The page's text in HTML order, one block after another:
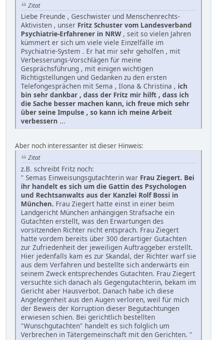
Zitat
Liebe Freunde , Geschwister und Menschenrechts-
Aktivisten , unser Fritz Schuster vom Landesverband
Psychiatrie-Erfahrener in NRW , seit so vielen Jahren
kümmert er sich um viele viele Einzelfälle im
Psychiatrie-System . Er hat mir sehr geholfen , mit
Verbesserungs-Vorschlägen für meine
Gesprächsführung , mit einigen wichtigen
Richtigstellungen und Gedanken zu den ersten
Telefongesprächen mit Sema , Ilona & Christina , ich
bin sehr dankbar , dass der Fritz mir hilft , dass ich
die Sache besser machen kann, ich freue mich sehr
über seine Impulse , so kann ich meine Arbeit
verbessern ...
Aber noch interessanter ist dieser Hinweis:
Zitat
z.B. schreibt Fritz noch:
" Semas Einweisungsgutachterin war Frau Ziegert. Bei
ihr handelt es sich um die Gattin des Psychologen
und Rechtsanwalts aus der Kanzlei Rolf Bossi in
München. Frau Ziegert hatte einst in einer beim
Landgericht München anhängigen Strafsache ein
Gutachten erstellt, was den Erwartungen des
vorsitzenden Richter nicht entsprach. Frau Ziegert
hatte vordem bereits über 300 derartiger Gutachten
zur Zufriedenheit der jeweiligen Auftraggeber erstellt.
Hier jedenfalls kam es zur Skandal, der Richter warf sie
aus dem Verfahren und bestellte sich anderwärts ein
seinem Zweck entsprechendes Gutachten. Frau Ziegert
versuchte sich danach als Gegengutachterin, bekam im
Gericht aber Hausverbot. Danach habe ich diese
Angelegenheit aus den Augen verloren, weil für mich
der Beweis der Korruption dieser Begutachtungen
erwiesen schien. Bei gerichtlich bestellten
"Wunschgutachten" handelt es sich folglich um
Verbrechen in Tätergemeinschaft mit den Gerichten. "